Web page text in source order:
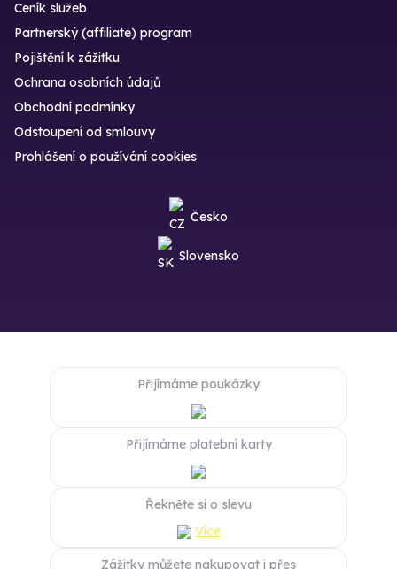
Ceník služeb
Partnerský (affiliate) program
Pojištění k zážitku
Ochrana osobních údajů
Obchodní podmínky
Odstoupení od smlouvy
Prohlášení o používání cookies
Česko
Slovensko
Přijímáme poukázky
Přijímáme platební karty
Řekněte si o slevu
Více
Zážitky můžete nakupovat i přes